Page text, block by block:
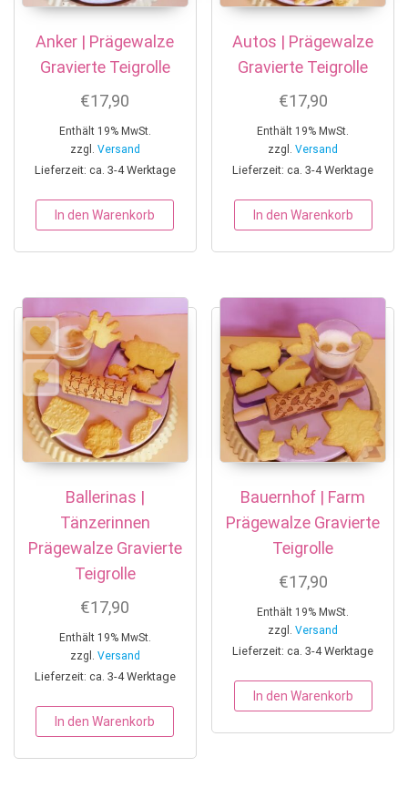
Anker | Prägewalze
Gravierte Teigrolle
€17,90
Enthält 19% MwSt.
zzgl. Versand
Lieferzeit: ca. 3-4 Werktage
In den Warenkorb
Autos | Prägewalze
Gravierte Teigrolle
€17,90
Enthält 19% MwSt.
zzgl.Versand
Lieferzeit: ca. 3-4 Werktage
In den Warenkorb
Ballerinas |
Tänzerinnen
Prägewalze Gravierte
Teigrolle
€17,90
Enthält 19% MwSt.
zzgl. Versand
Lieferzeit: ca. 3-4 Werktage
In den Warenkorb
Bauernhof | Farm
Prägewalze Gravierte
Teigrolle
€17,90
Enthält 19% MwSt.
zzgl.Versand
Lieferzeit: ca. 3-4 Werktage
In den Warenkorb